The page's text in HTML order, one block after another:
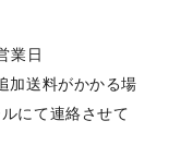
業日
加送料がかかる場
にて連絡させて